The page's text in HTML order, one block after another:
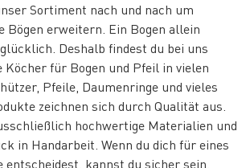
Sortiment nach und nach um
Bögen erweitern. Ein Bogen allein
Deshalb findest du bei uns
Köcher für Bogen und Pfeil in vielen
Pfeile, Daumenringe und vieles
zeichnen sich durch Qualität aus.
hochwertige Materialien und
in Handarbeit. Wenn du dich für eines
entscheidest, kannst du sicher sein,